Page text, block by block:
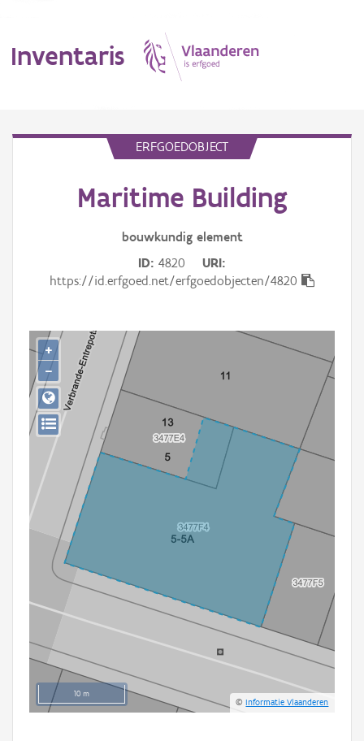
Inventaris
Gebeurtenis
Persoon of collectief
Downloads
Hergebruik
Aanmelden
ERFGOEDOBJECT
Maritime Building
bouwkundig element
ID 4820
URI
https://id.erfgoed.net/erfgoedobjecten/4820
10 m
©Informatie Vlaanderen
+
−